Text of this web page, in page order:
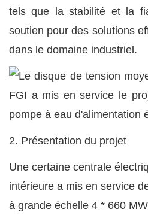
tels que la stabilité et la
soutien pour des solutions
dans le domaine industriel.
2. Présentation du projet
Une certaine centrale
intérieure a mis en service
à grande échelle 4 * 660